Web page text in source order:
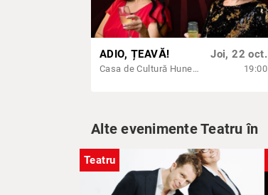
ADIO, ȚEAVĂ!
Casa de Cultură Hunedoara
Joi, 22 oct.
19:00
Alte evenimente Teatru în
Teatru